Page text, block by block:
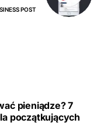
POST
pieniądze? 7
początkujących